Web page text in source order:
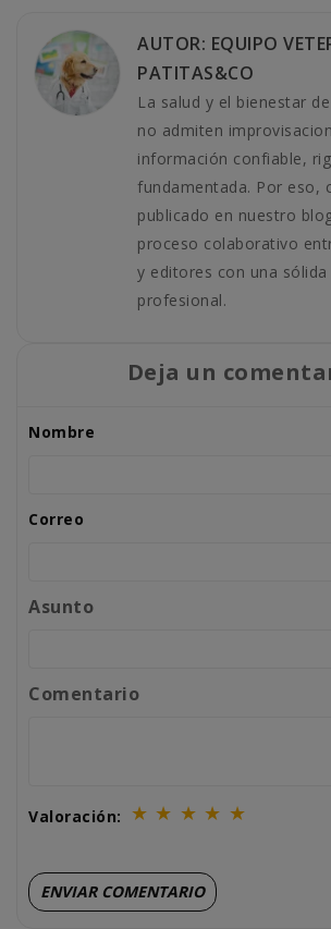
AUTOR: EQUIPO
PATITAS&CO
La salud y el bienestar
no admiten
información confiable,
fundamentada. Por eso,
publicado en nuestro
proceso colaborativo
y editores con una
profesional.
Deja un
Nombre
Correo
Asunto
Comentario
Valoración: ★ ★ ★ ★ ★